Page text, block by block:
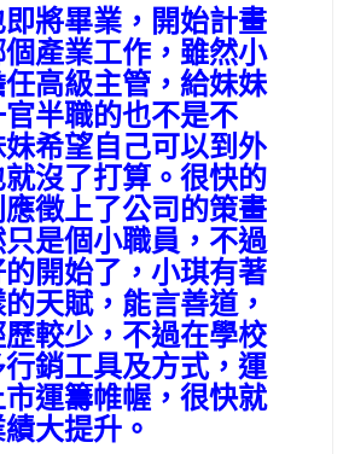
將畢業，開始計畫
產業工作，雖然小
高級主管，給妹妹
半職的也不是不
希望自己可以到外
沒了打算。很快的
徵上了公司的策畫
是個小職員，不過
開始了，小琪有著
天賦，能言善道，
較少，不過在學校
銷工具及方式，運
運籌帷幄，很快就
大提升。